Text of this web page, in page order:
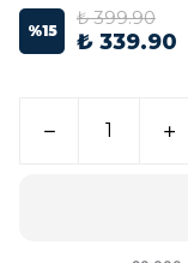
%15
₺ 399.90
₺ 339.90